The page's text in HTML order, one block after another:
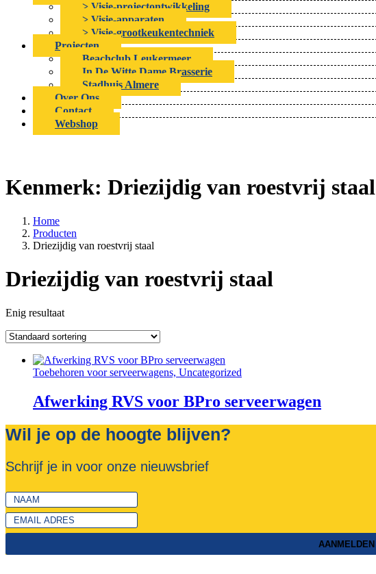
> Visie-projectontwikkeling
> Visie-apparaten
> Visie-grootkeukentechniek
Projecten
Beachclub Leukermeer
In De Witte Dame Brasserie
Stadhuis Almere
Over Ons
Contact
Webshop
Kenmerk: Driezijdig van roestvrij staal
Home
Producten
Driezijdig van roestvrij staal
Driezijdig van roestvrij staal
Enig resultaat
Toebehoren voor serveerwagens, Uncategorized
Afwerking RVS voor BPro serveerwagen
Wil je op de hoogte blijven?
Schrijf je in voor onze nieuwsbrief
AANMELDEN